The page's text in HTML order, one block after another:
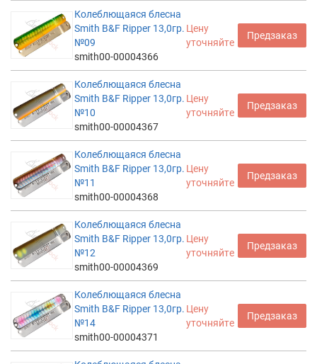
Колеблющаяся блесна
Smith B&F Ripper 13,0гр.
№09
smith00-00004366
Цену
уточняйте
Предзаказ
Колеблющаяся блесна
Smith B&F Ripper 13,0гр.
№10
smith00-00004367
Цену
уточняйте
Предзаказ
Колеблющаяся блесна
Smith B&F Ripper 13,0гр.
№11
smith00-00004368
Цену
уточняйте
Предзаказ
Колеблющаяся блесна
Smith B&F Ripper 13,0гр.
№12
smith00-00004369
Цену
уточняйте
Предзаказ
Колеблющаяся блесна
Smith B&F Ripper 13,0гр.
№14
smith00-00004371
Цену
уточняйте
Предзаказ